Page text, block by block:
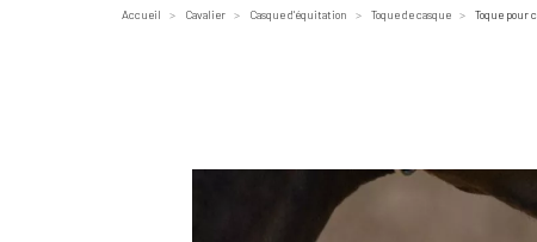
Accueil Cavalier Casque d'équitation Toque de casque Toque pour